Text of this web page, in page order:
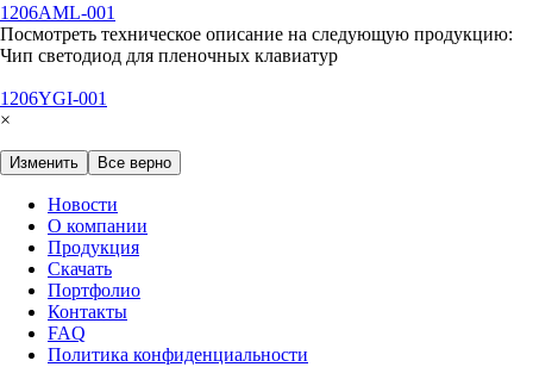
1206AML-001
Посмотреть техническое описание на следующую продукцию:
Чип светодиод для пленочных клавиатур
1206YGI-001
×
Изменить Все верно
Новости
О компании
Продукция
Скачать
Портфолио
Контакты
FAQ
Политика конфиденциальности